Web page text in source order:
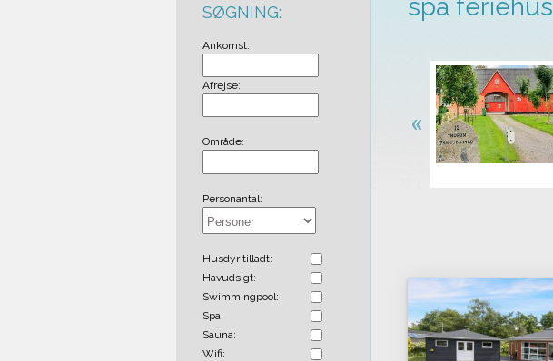
spa feriehus
SØGNING:
Ankomst:
Afrejse:
Område:
Personantal:
Husdyr tilladt:
Havudsigt:
Swimmingpool:
Spa:
Sauna:
Wifi: